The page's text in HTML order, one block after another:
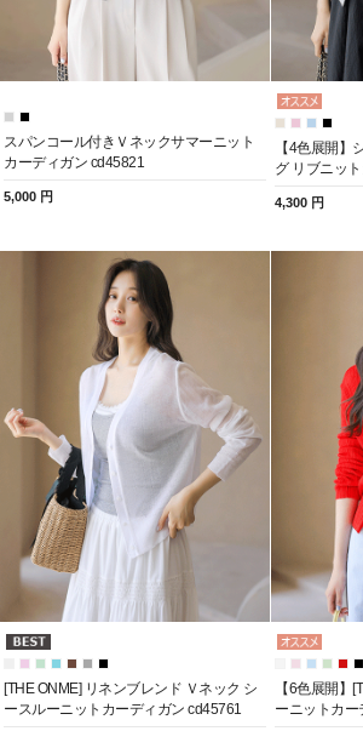
スパンコール付きＶネックサマーニット
カーディガン cd45821
5,000 円
【4色展開】
グ リブニッ
4,300 円
[THE ONME] リネンブレンド Ｖネック シ
ースルーニットカーディガン cd45761
【6色展開】
ーニットカー